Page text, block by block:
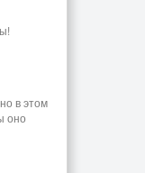
в этом
оно